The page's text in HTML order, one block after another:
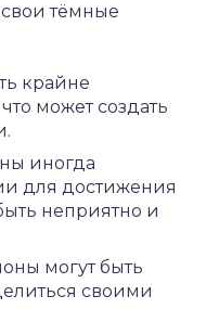
тёмные
крайне
может создать
иногда
для достижения
неприятно и
могут быть
своими